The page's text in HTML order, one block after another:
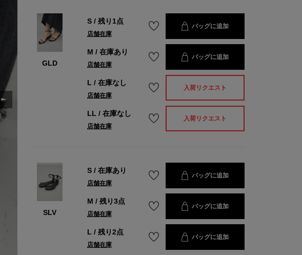
GLD
S/ 残り1点
店舗在庫
バッグに追加
M / 在庫あり
店舗在庫
バッグに追加
L / 在庫なし
店舗在庫
入荷リクエスト
LL / 在庫なし
店舗在庫
入荷リクエスト
SLV
S/ 在庫あり
店舗在庫
バッグに追加
M / 残り3点
店舗在庫
バッグに追加
L / 残り2点
店舗在庫
バッグに追加